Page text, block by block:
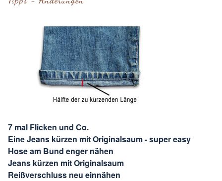
7 mal Flicken und Co.
Eine Jeans kürzen mit Originalsaum - super easy
Hose am Bund enger nähen
Jeans kürzen mit Originalsaum
Reißverschluss neu einnähen